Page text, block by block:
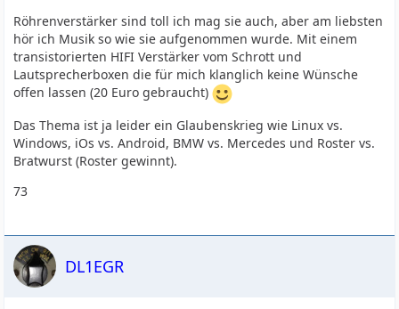
Röhrenverstärker sind toll ich mag sie auch, aber am liebsten
hör ich Musik so wie sie aufgenommen wurde. Mit einem
transistorierten HIFI Verstärker vom Schrott und
Lautsprecherboxen die für mich klanglich keine Wünsche
offen lassen (20 Euro gebraucht)
Das Thema ist ja leider ein Glaubenskrieg wie Linux vs.
Windows, iOs vs. Android, BMW vs. Mercedes und Roster vs.
Bratwurst (Roster gewinnt).
73
DL1EGR